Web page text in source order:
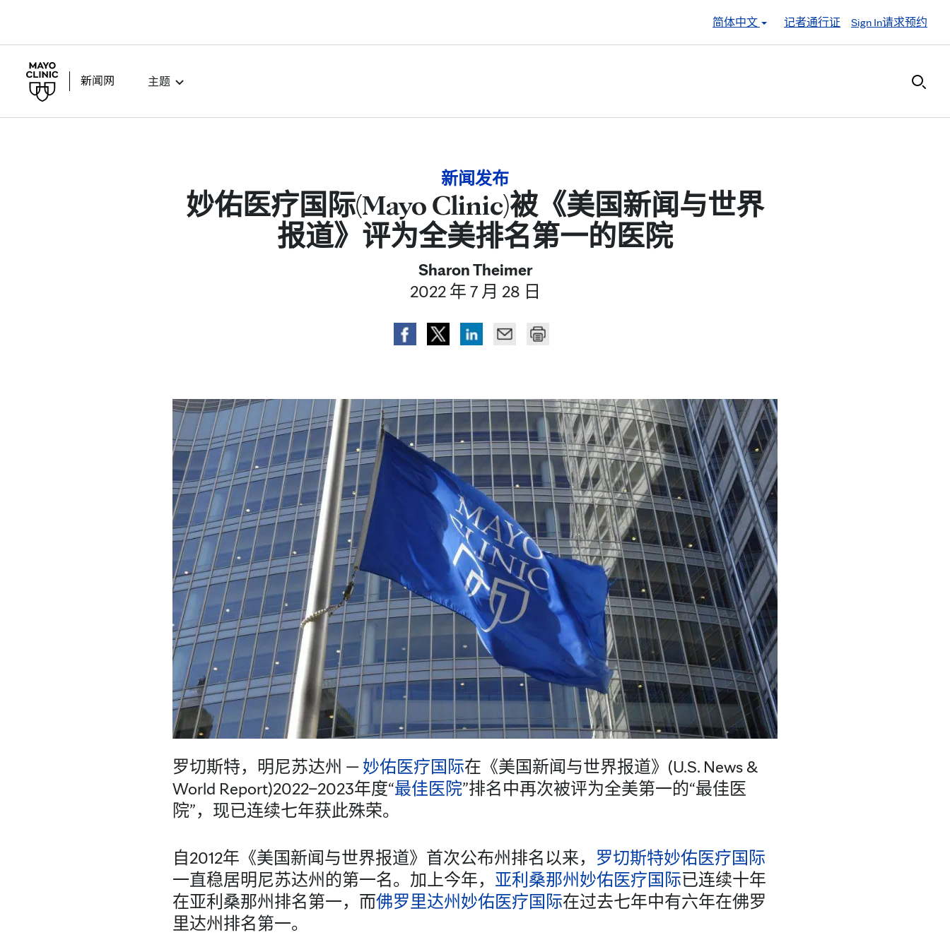
简体中文
记者通行证 Sign In请求预约
主题
新闻发布
妙佑医疗国际(Mayo Clinic)被《美国新闻与世界
报道》评为全美排名第一的医院
Sharon Theimer
2022 年 7 月 28 日
罗切斯特，明尼苏达州 — 妙佑医疗国际在《美国新闻与世界报道》(U.S. News &
World Report)2022–2023年度“最佳医院”排名中再次被评为全美第一的“最佳医
院”，现已连续七年获此殊荣。
自2012年《美国新闻与世界报道》首次公布州排名以来， 罗切斯特妙佑医疗国际
一直稳居明尼苏达州的第一名。加上今年， 亚利桑那州妙佑医疗国际已连续十年
在亚利桑那州排名第一，而佛罗里达州妙佑医疗国际在过去七年中有六年在佛罗
里达州排名第一。